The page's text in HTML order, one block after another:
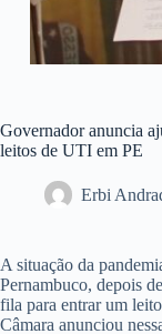
Governador anuncia
leitos de UTI em PE
Erbi
A situação da
Pernambuco, depois
fila para entrar um
Câmara anunciou